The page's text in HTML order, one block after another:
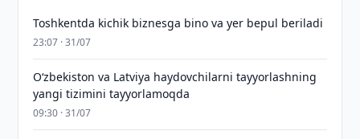
Toshkentda kichik biznesga bino va yer bepul beriladi
23:07 · 31/07
Oʻzbekiston va Latviya haydovchilarni tayyorlashning
yangi tizimini tayyorlamoqda
09:30 · 31/07